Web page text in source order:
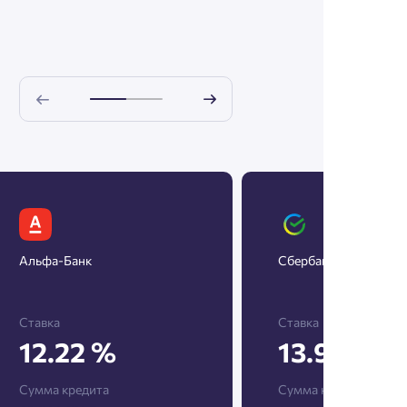
Альфа-Банк
Ставка
12.22 %
Сумма кредита
Сбербанк
Ставка
13.9 %
Сумма кредита